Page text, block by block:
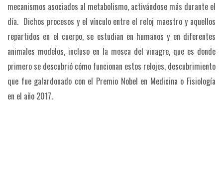
mecanismos asociados al metabolismo, activándose más durante el
día. Dichos procesos y el vínculo entre el reloj maestro y aquellos
repartidos en el cuerpo, se estudian en humanos y en diferentes
animales modelos, incluso en la mosca del vinagre, que es donde
primero se descubrió cómo funcionan estos relojes, descubrimiento
que fue galardonado con el Premio Nobel en Medicina o Fisiología
en el año 2017.